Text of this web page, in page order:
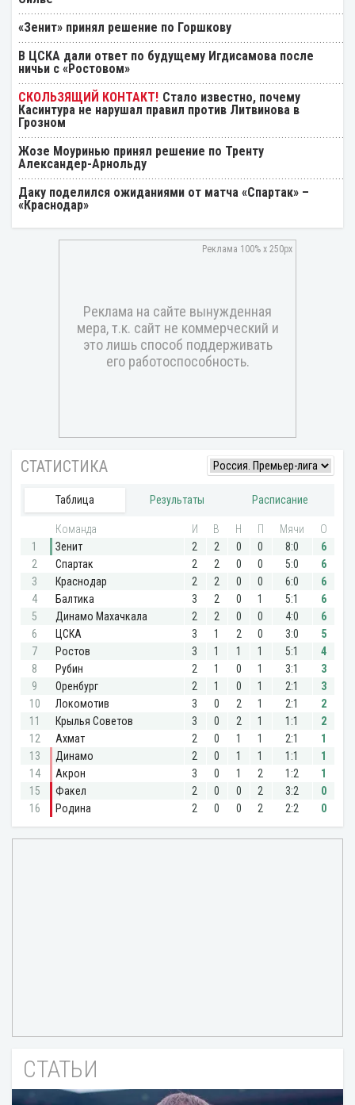
«Зенит» принял решение по Горшкову
В ЦСКА дали ответ по будущему Игдисамова после
ничьи с «Ростовом»
Стало известно, почему
Касинтура не нарушал правил против Литвинова в
Грозном
Жозе Моуринью принял решение по Тренту
Александер-Арнольду
Даку поделился ожиданиями от матча «Спартак» –
«Краснодар»
СТАТЬИ